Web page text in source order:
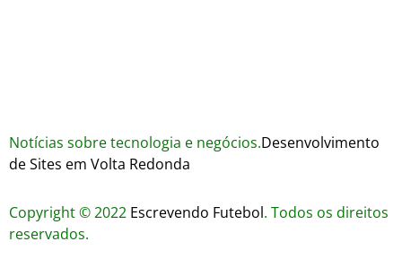
Notícias sobre tecnologia e negócios.Desenvolvimento
de Sites em Volta Redonda
Copyright © 2022 Escrevendo Futebol. Todos os direitos
reservados.